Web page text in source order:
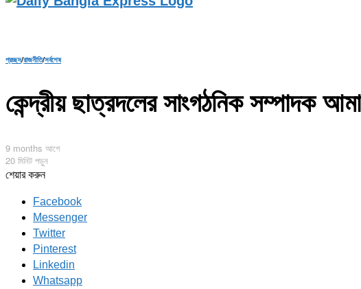
প্রচ্ছদ/রাজনীতি/সর্বশেষ
কেন্দ্রীয় ছাত্রদলের সাংগঠনিক সম্পাদক
9 months আগে
20 মিনিট পড়ুন
শেয়ার করুন
Facebook
Messenger
Twitter
Pinterest
Linkedin
Whatsapp